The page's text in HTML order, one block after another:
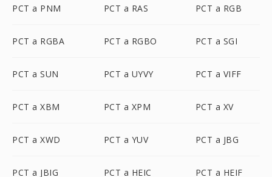
PCT a PNM PCT a RAS PCT a RGB
PCT a RGBA PCT a RGBO PCT a SGI
PCT a SUN PCT a UYVY PCT a VIFF
PCT a XBM PCT a XPM PCT a XV
PCT a XWD PCT a YUV PCT a JBG
PCT a JBIG PCT a HEIC PCT a HEIF